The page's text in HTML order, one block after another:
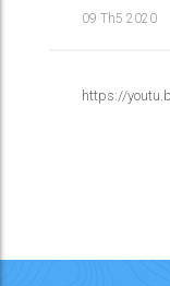
09 Th5 2020
https://